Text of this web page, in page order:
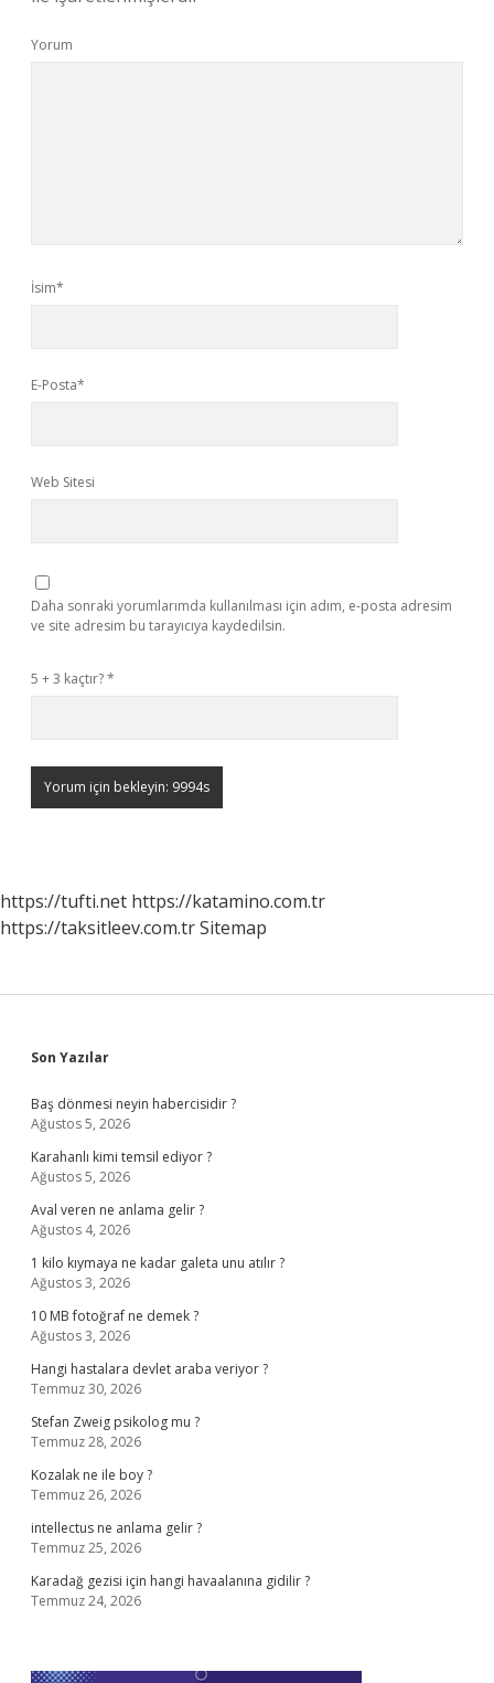
Yorum
İsim*
E-Posta*
Web Sitesi
Daha sonraki yorumlarımda kullanılması için adım, e-posta adresim
ve site adresim bu tarayıcıya kaydedilsin.
5 + 3 kaçtır?*
https://tufti.net https://katamino.com.tr
https://taksitleev.com.trSitemap
Sidebar
Son Yazılar
Baş dönmesi neyin habercisidir ?
Ağustos 5, 2026
Karahanlı kimi temsil ediyor ?
Ağustos 5, 2026
Aval veren ne anlama gelir ?
Ağustos 4, 2026
1 kilo kıymaya ne kadar galeta unu atılır ?
Ağustos 3, 2026
10 MB fotoğraf ne demek ?
Ağustos 3, 2026
Hangi hastalara devlet araba veriyor ?
Temmuz 30, 2026
Stefan Zweig psikolog mu ?
Temmuz 28, 2026
Kozalak ne ile boy ?
Temmuz 26, 2026
intellectus ne anlama gelir ?
Temmuz 25, 2026
Karadağ gezisi için hangi havaalanına gidilir ?
Temmuz 24, 2026